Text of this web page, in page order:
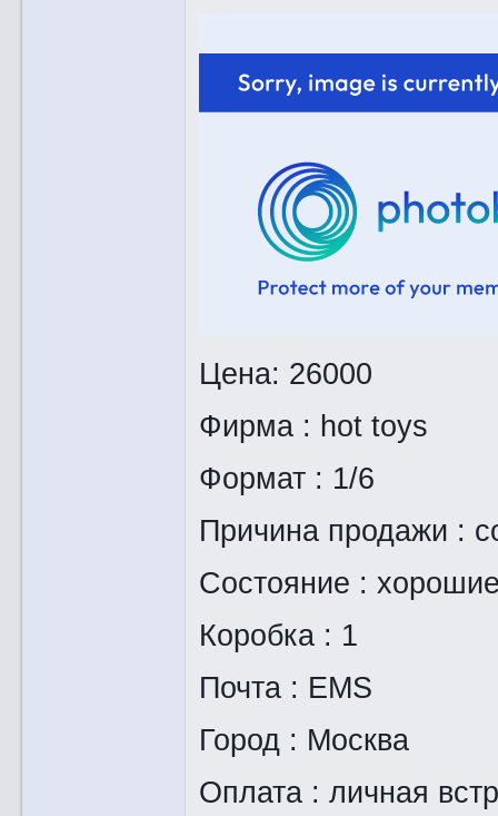
Цена: 26000
Фирма : hot toys
Формат : 1/6
Причина продажи :
Состояние :
Коробка : 1
Почта : EMS
Город : Москва
Оплата : личная